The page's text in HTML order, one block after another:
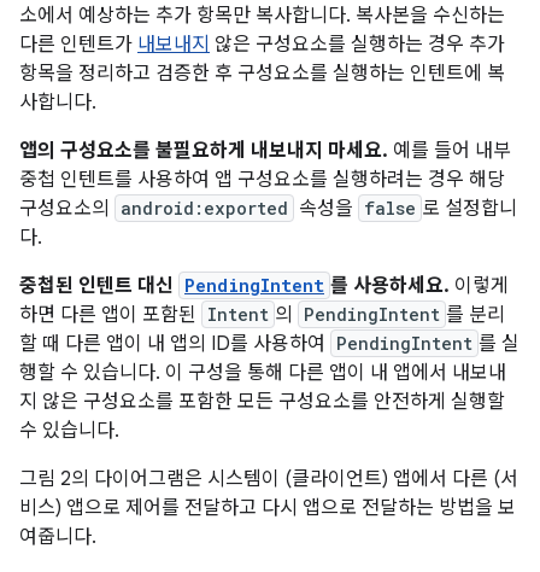
소에서 예상하는 추가 항목만 복사합니다. 복사본을 수신하는
다른 인텐트가 내보내지 않은 구성요소를 실행하는 경우 추가
항목을 정리하고 검증한 후 구성요소를 실행하는 인텐트에 복
사합니다.
앱의 구성요소를 불필요하게 내보내지 마세요. 예를 들어 내부
중첩 인텐트를 사용하여 앱 구성요소를 실행하려는 경우 해당
구성요소의
android:exported 속성을 false 로 설정합니
다.
중첩된 인텐트 대신 PendingIntent 를 사용하세요. 이렇게
하면 다른 앱이 포함된 Intent 의 PendingIntent 를 분리
할 때 다른 앱이 내 앱의 ID를 사용하여
PendingIntent 를 실
행할 수 있습니다. 이 구성을 통해 다른 앱이 내 앱에서 내보내
지 않은 구성요소를 포함한 모든 구성요소를 안전하게 실행할
수 있습니다.
그림 2의 다이어그램은 시스템이 (클라이언트) 앱에서 다른 (서
비스) 앱으로 제어를 전달하고 다시 앱으로 전달하는 방법을 보
여줍니다.